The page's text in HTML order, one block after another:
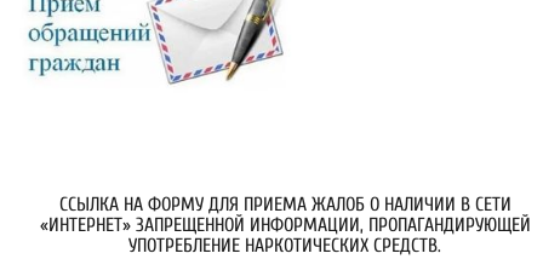
ССЫЛКА НА ФОРМУ ДЛЯ ПРИЕМА ЖАЛОБ О НАЛИЧИИ В СЕТИ
«ИНТЕРНЕТ» ЗАПРЕЩЕННОЙ ИНФОРМАЦИИ, ПРОПАГАНДИРУЮЩЕЙ
УПОТРЕБЛЕНИЕ НАРКОТИЧЕСКИХ СРЕДСТВ.